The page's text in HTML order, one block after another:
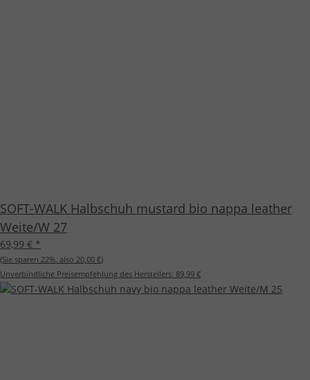
SOFT-WALK Halbschuh mustard bio nappa leather
Weite/W 27
69,99 € *
(Sie sparen 22%, also 20,00 €)
Unverbindliche Preisempfehlung des Herstellers: 89,99 €